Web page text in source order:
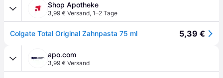
Shop Apotheke
3,99 € Versand, 1–2 Tage
Colgate Total Original Zahnpasta 75 ml 5,39 €
apo.com
3,99 € Versand